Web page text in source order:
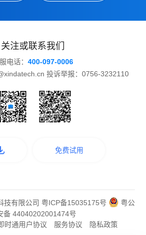
关注或联系我们
电话： 400-097-0006
投诉举报：0756-3232110
免费试用
技有限公司 粤ICP备15035175号
粤公
备 44040202001474号
时通用户协议 服务协议 隐私政策